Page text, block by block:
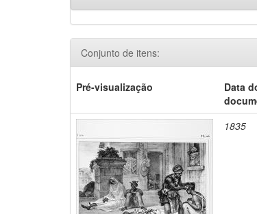
Conjunto de itens:
Pré-visualização
Data
1835